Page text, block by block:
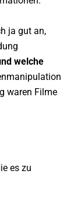
ja gut an,
welche
waren Filme
es zu